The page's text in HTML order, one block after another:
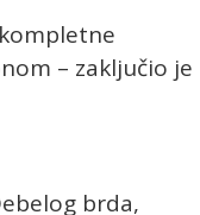
– zaključio je
brda,